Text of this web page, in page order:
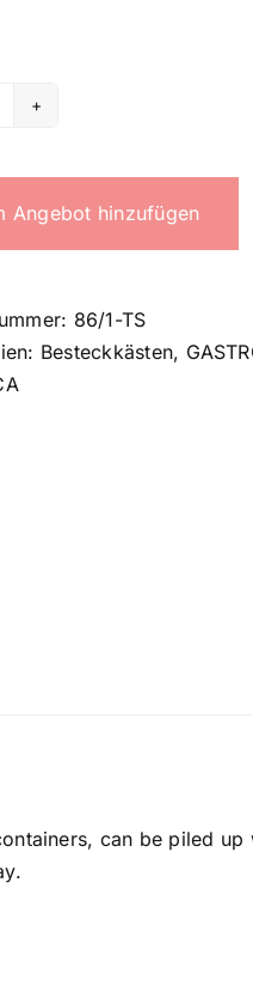
Angebot hinzufügen
86/1-TS
Besteckkästen,
can be piled